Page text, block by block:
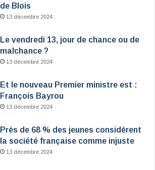
de Blois
13 décembre 2024
Le vendredi 13, jour de chance ou de
malchance ?
13 décembre 2024
Et le nouveau Premier ministre est :
François Bayrou
13 décembre 2024
Près de 68 % des jeunes considèrent
la société française comme injuste
13 décembre 2024